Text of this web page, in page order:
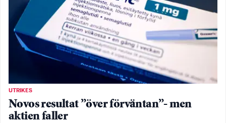
UTRIKES
Novos resultat ”över förväntan”- men
aktien faller